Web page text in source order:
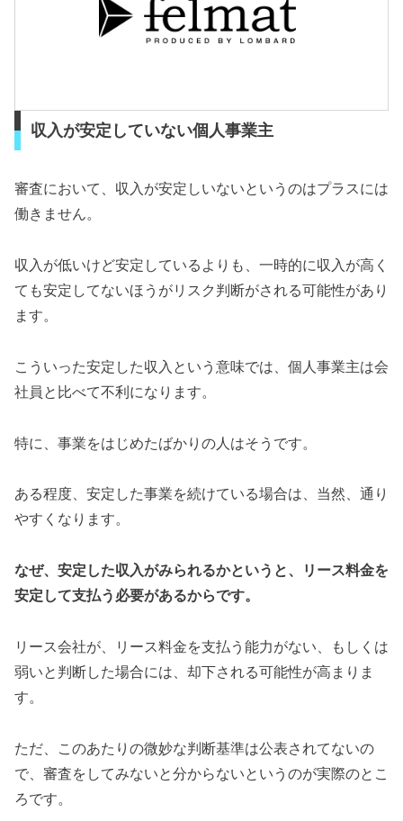
収入が安定していない個人事業主
審査において、収入が安定しいないというのはプラスには
働きません。
収入が低いけど安定しているよりも、一時的に収入が高く
ても安定してないほうがリスク判断がされる可能性があり
ます。
こういった安定した収入という意味では、個人事業主は会
社員と比べて不利になります。
特に、事業をはじめたばかりの人はそうです。
ある程度、安定した事業を続けている場合は、当然、通り
やすくなります。
なぜ、安定した収入がみられるかというと、リース料金を
安定して支払う必要があるからです。
リース会社が、リース料金を支払う能力がない、もしくは
弱いと判断した場合には、却下される可能性が高まりま
す。
ただ、このあたりの微妙な判断基準は公表されてないの
で、審査をしてみないと分からないというのが実際のとこ
ろです。